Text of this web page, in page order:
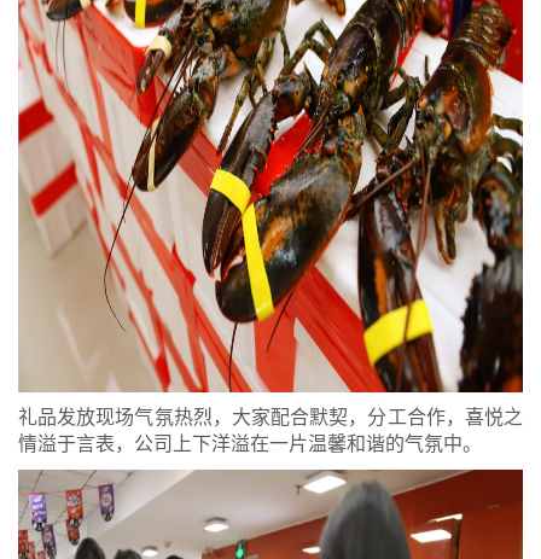
礼品发放现场气氛热烈，大家配合默契，分工合作，喜悦之
情溢于言表，公司上下洋溢在一片温馨和谐的气氛中。